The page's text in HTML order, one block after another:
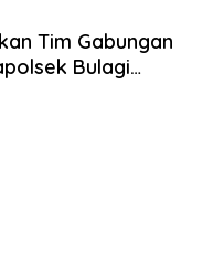
Tim Gabungan
Bulagi